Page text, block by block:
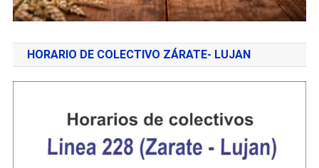
HORARIO DE COLECTIVO ZÁRATE- LUJAN